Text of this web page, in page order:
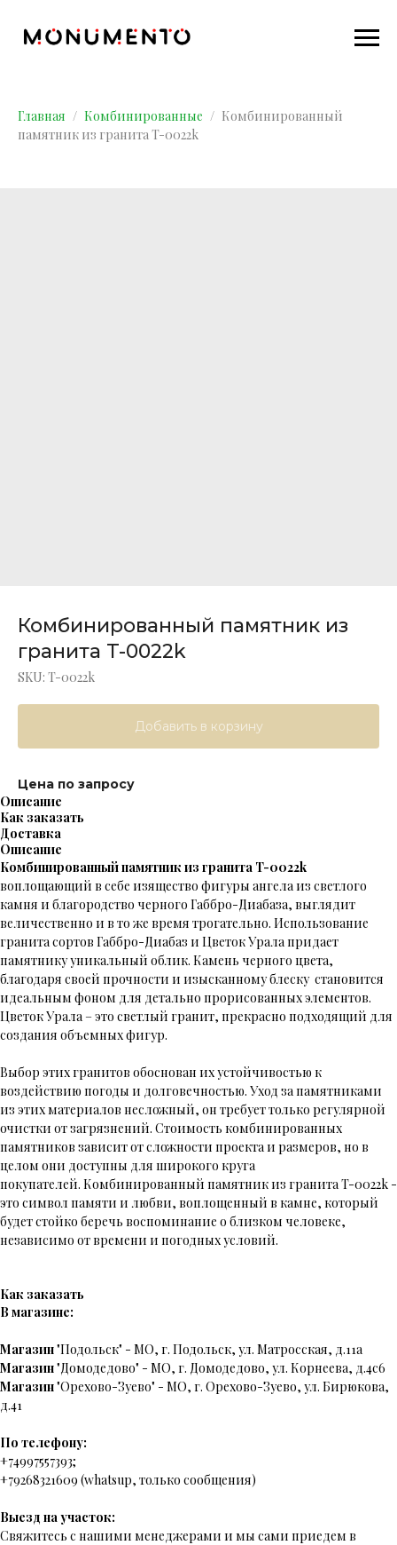
Главная Комбинированные
Комбинированный
памятник из гранита T-0022k
Комбинированный памятник из
гранита T-0022k
SKU: T-0022k
Добавить в корзину
Цена по запросу
Описание
Как заказать
Доставка
Описание
Комбинированный памятник из гранита T-0022k
воплощающий в себе изящество фигуры ангела из светлого
камня и благородство черного Габбро-Диабаза, выглядит
величественно и в то же время трогательно. Использование
гранита сортов Габбро-Диабаз и Цветок Урала придает
памятнику уникальный облик. Камень черного цвета,
благодаря своей прочности и изысканному блеску становится
идеальным фоном для детально прорисованных элементов.
Цветок Урала – это светлый гранит, прекрасно подходящий для
создания объемных фигур.
Выбор этих гранитов обоснован их устойчивостью к
воздействию погоды и долговечностью. Уход за памятниками
из этих материалов несложный, он требует только регулярной
очистки от загрязнений. Стоимость комбинированных
памятников зависит от сложности проекта и размеров, но в
целом они доступны для широкого круга
покупателей. Комбинированный памятник из гранита T-0022k -
это символ памяти и любви, воплощенный в камне, который
будет стойко беречь воспоминание о близком человеке,
независимо от времени и погодных условий.
Как заказать
В магазине:
Магазин"Подольск" - МО, г. Подольск, ул. Матросская, д.11а
Магазин"Домодедово" - МО, г. Домодедово, ул. Корнеева, д.4с6
Магазин"Орехово-Зуево" - МО, г. Орехово-Зуево, ул. Бирюкова,
д.41
По телефону:
+74997557393;
+79268321609 (whatsup, только сообщения)
Выезд на участок:
Свяжитесь с нашими менеджерами и мы сами приедем в